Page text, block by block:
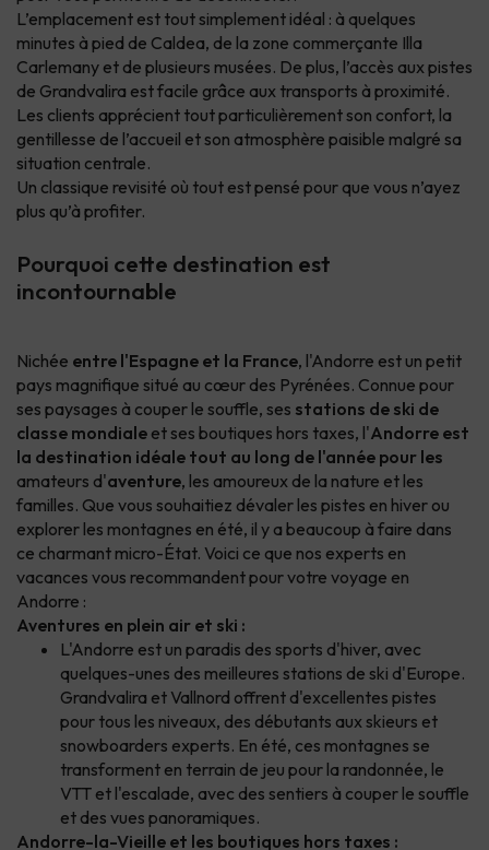
L’emplacement est tout simplement idéal : à quelques
minutes à pied de Caldea, de la zone commerçante Illa
Carlemany et de plusieurs musées. De plus, l’accès aux pistes
de Grandvalira est facile grâce aux transports à proximité.
Les clients apprécient tout particulièrement son confort, la
gentillesse de l’accueil et son atmosphère paisible malgré sa
situation centrale.
Un classique revisité où tout est pensé pour que vous n’ayez
plus qu’à profiter.
Pourquoi cette destination est
incontournable
Nichée entre l'Espagne et la France, l'Andorre est un petit
pays magnifique situé au cœur des Pyrénées. Connue pour
ses paysages à couper le souffle, ses stations de ski de
classe mondiale et ses boutiques hors taxes, l'Andorre est
la destination idéale tout au long de l'année pour les
amateurs d'aventure, les amoureux de la nature et les
familles. Que vous souhaitiez dévaler les pistes en hiver ou
explorer les montagnes en été, il y a beaucoup à faire dans
ce charmant micro-État. Voici ce que nos experts en
vacances vous recommandent pour votre voyage en
Andorre :
Aventures en plein air et ski :
L'Andorre est un paradis des sports d'hiver, avec
quelques-unes des meilleures stations de ski d'Europe.
Grandvalira et Vallnord offrent d'excellentes pistes
pour tous les niveaux, des débutants aux skieurs et
snowboarders experts. En été, ces montagnes se
transforment en terrain de jeu pour la randonnée, le
VTT et l'escalade, avec des sentiers à couper le souffle
et des vues panoramiques.
Andorre-la-Vieille et les boutiques hors taxes :